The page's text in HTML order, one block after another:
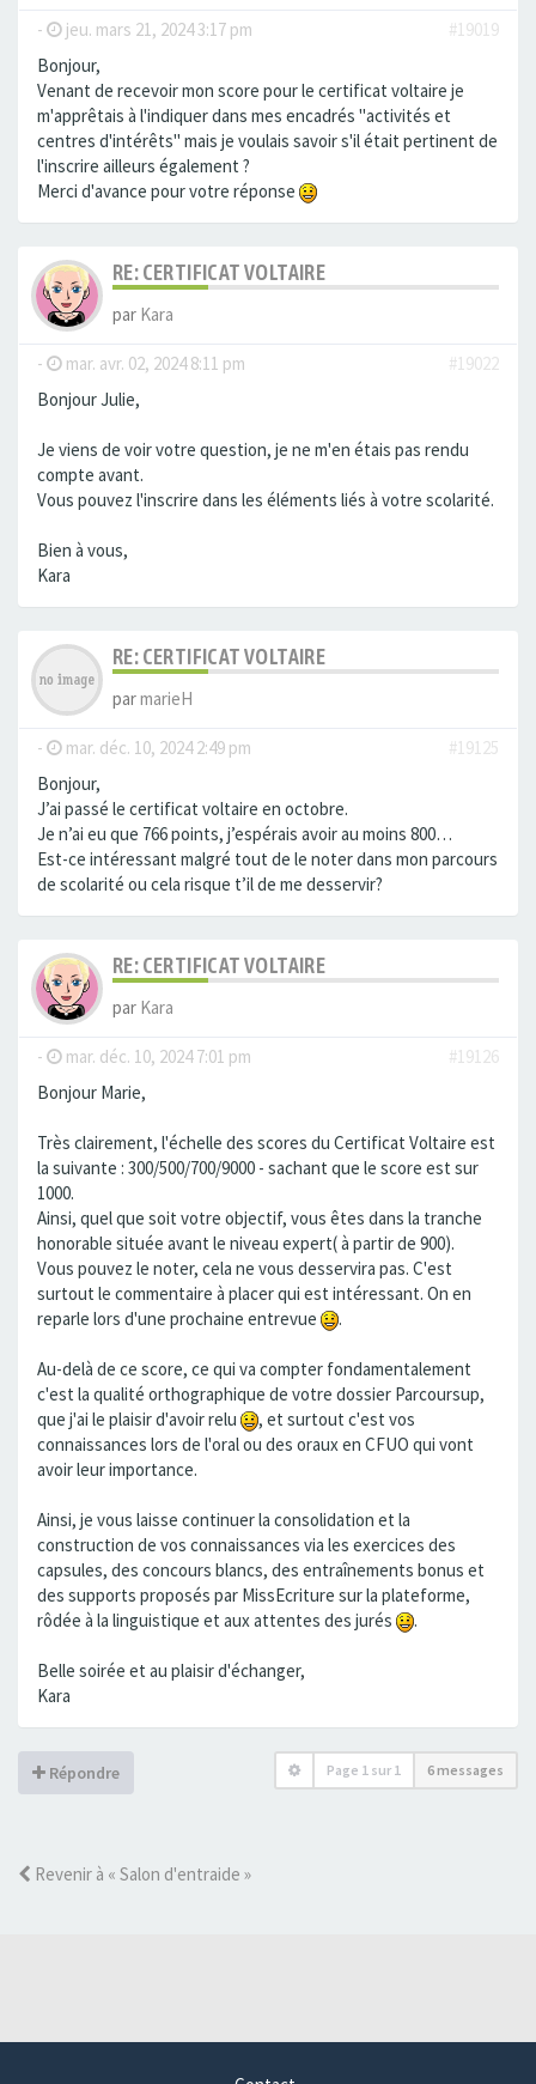
- jeu. mars 21, 2024 3:17 pm
#19019
Bonjour,
Venant de recevoir mon score pour le certificat voltaire je
m'apprêtais à l'indiquer dans mes encadrés "activités et
centres d'intérêts" mais je voulais savoir s'il était pertinent de
l'inscrire ailleurs également ?
Merci d'avance pour votre réponse
RE: CERTIFICAT VOLTAIRE
par Kara
- mar. avr. 02, 2024 8:11 pm
#19022
Bonjour Julie,
Je viens de voir votre question, je ne m'en étais pas rendu
compte avant.
Vous pouvez l'inscrire dans les éléments liés à votre scolarité.
Bien à vous,
Kara
RE: CERTIFICAT VOLTAIRE
parmarieH
- mar. déc. 10, 2024 2:49 pm
#19125
Bonjour,
J’ai passé le certificat voltaire en octobre.
Je n’ai eu que 766 points, j’espérais avoir au moins 800…
Est-ce intéressant malgré tout de le noter dans mon parcours
de scolarité ou cela risque t’il de me desservir?
RE: CERTIFICAT VOLTAIRE
par Kara
- mar. déc. 10, 2024 7:01 pm
#19126
Bonjour Marie,
Très clairement, l'échelle des scores du Certificat Voltaire est
la suivante : 300/500/700/9000 - sachant que le score est sur
1000.
Ainsi, quel que soit votre objectif, vous êtes dans la tranche
honorable située avant le niveau expert( à partir de 900).
Vous pouvez le noter, cela ne vous desservira pas. C'est
surtout le commentaire à placer qui est intéressant. On en
reparle lors d'une prochaine entrevue
.
Au-delà de ce score, ce qui va compter fondamentalement
c'est la qualité orthographique de votre dossier Parcoursup,
que j'ai le plaisir d'avoir relu
, et surtout c'est vos
connaissances lors de l'oral ou des oraux en CFUO qui vont
avoir leur importance.
Ainsi, je vous laisse continuer la consolidation et la
construction de vos connaissances via les exercices des
capsules, des concours blancs, des entraînements bonus et
des supports proposés par MissEcriture sur la plateforme,
rôdée à la linguistique et aux attentes des jurés
.
Belle soirée et au plaisir d'échanger,
Kara
Répondre Page 1 sur 1 6 messages
Revenir à « Salon d'entraide »